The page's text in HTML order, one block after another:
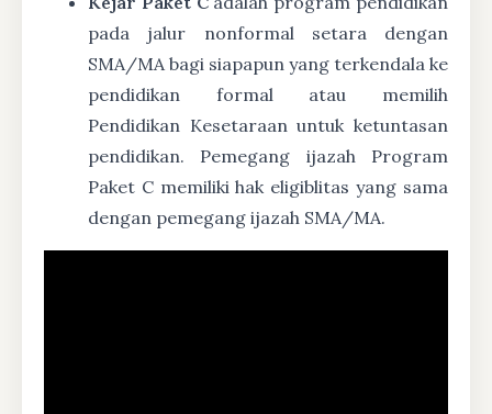
pada jalur nonformal setara dengan
SMA/MA bagi siapapun yang terkendala ke
pendidikan formal atau memilih
Pendidikan Kesetaraan untuk ketuntasan
pendidikan. Pemegang ijazah Program
Paket C memiliki hak eligiblitas yang sama
dengan pemegang ijazah SMA/MA.